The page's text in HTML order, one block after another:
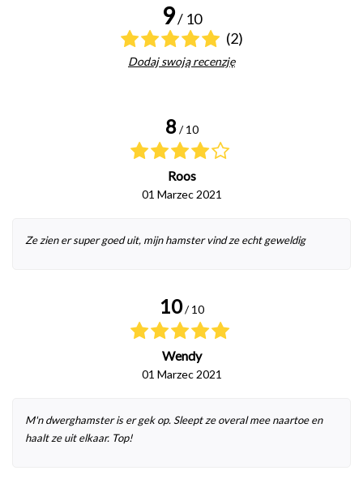
9/ 10
(2)
Dodaj swoją recenzję
8 / 10
Roos
01 Marzec 2021
Ze zien er super goed uit, mijn hamster vind ze echt geweldig
10 / 10
Wendy
01 Marzec 2021
M'n dwerghamster is er gek op. Sleept ze overal mee naartoe en
haalt ze uit elkaar. Top!